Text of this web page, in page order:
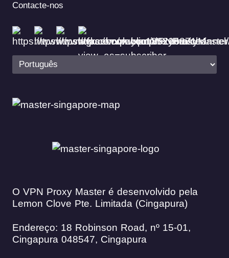
Contacte-nos
O VPN Proxy Master é desenvolvido pela
Lemon Clove Pte. Limitada (Cingapura)
Endereço: 18 Robinson Road, nº 15-01,
Cingapura 048547, Cingapura